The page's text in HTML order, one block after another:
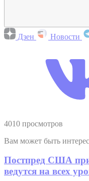
Дзен Новости
4010 просмотров
Вам может быть
Постпред США
ведутся на всех